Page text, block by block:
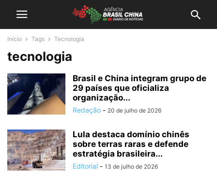
Início Tags Tecnologia
tecnologia
Brasil e China integram grupo de
29 países que oficializa
organização...
Redação - 20 de julho de 2026
Lula destaca domínio chinês
sobre terras raras e defende
estratégia brasileira...
Editorial - 13 de julho de 2026